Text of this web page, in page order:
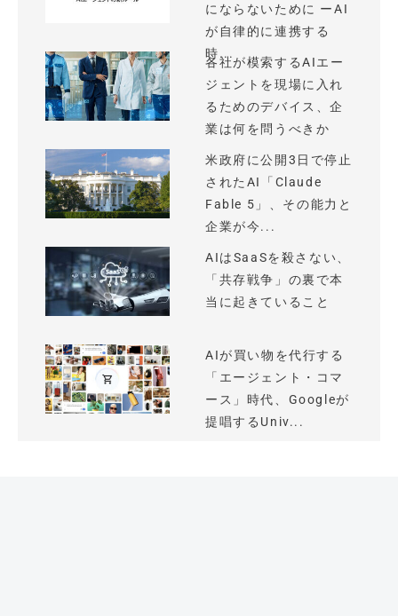
にならないために ーAI
が自律的に連携する
時...
各社が模索するAIエー
ジェントを現場に入れ
るためのデバイス、企
業は何を問うべきか
米政府に公開3日で停止
されたAI「Claude
Fable 5」、その能力と
企業が今...
AIはSaaSを殺さない、
「共存戦争」の裏で本
当に起きていること
AIが買い物を代行する
「エージェント・コマ
ース」時代、Googleが
提唱するUniv...